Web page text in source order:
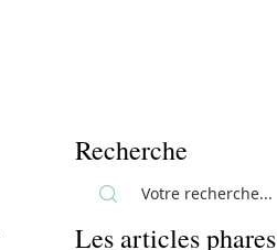
Recherche
Les articles phares